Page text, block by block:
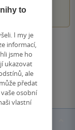
to
I my je
informací,
jsme ho
ukazovat
ale
předat
osobní
vlastní